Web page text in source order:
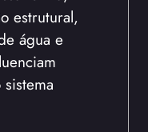
estrutural,
água e